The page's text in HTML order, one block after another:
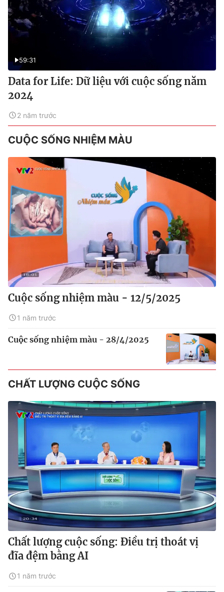
59:31
Data for Life: Dữ liệu với cuộc sống năm
2024
2 năm trước
CUỘC SỐNG NHIỆM MÀU
Cuộc sống nhiệm màu - 12/5/2025
1 năm trước
Cuộc sống nhiệm màu - 28/4/2025
CHẤT LƯỢNG CUỘC SỐNG
Chất lượng cuộc sống: Điều trị thoát vị
đĩa đệm bằng AI
1 năm trước